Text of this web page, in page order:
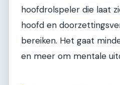
hoofdrolspeler die laat
hoofd en
bereiken. Het gaat
en meer om mentale